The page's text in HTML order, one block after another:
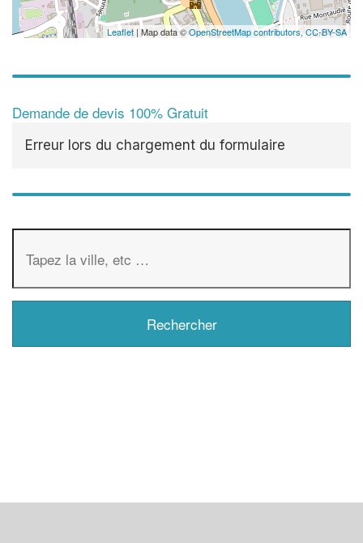
Leaflet | Map data ©OpenStreetMap contributors,CC-BY-SA
Demande de devis 100% Gratuit
Erreur lors du chargement du formulaire